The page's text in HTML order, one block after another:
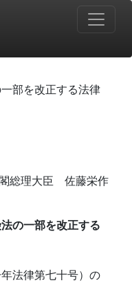
部を改正する法律
総理大臣 佐藤栄作
の一部を改正する
法律第七十号）の